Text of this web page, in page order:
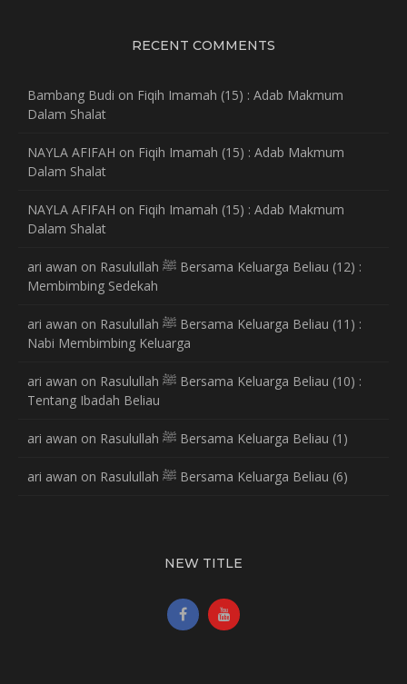
RECENT COMMENTS
Bambang Budi on Fiqih Imamah (15) : Adab Makmum
Dalam Shalat
NAYLA AFIFAH on Fiqih Imamah (15) : Adab Makmum
Dalam Shalat
NAYLA AFIFAH on Fiqih Imamah (15) : Adab Makmum
Dalam Shalat
ari awan on Rasulullah ﷺ Bersama Keluarga Beliau (12) :
Membimbing Sedekah
ari awan on Rasulullah ﷺ Bersama Keluarga Beliau (11) :
Nabi Membimbing Keluarga
ari awan on Rasulullah ﷺ Bersama Keluarga Beliau (10) :
Tentang Ibadah Beliau
ari awan on Rasulullah ﷺ Bersama Keluarga Beliau (1)
ari awan on Rasulullah ﷺ Bersama Keluarga Beliau (6)
NEW TITLE